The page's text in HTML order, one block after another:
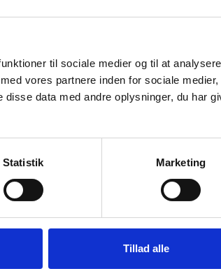
til sociale medier og til at analysere
vores partnere inden for sociale medier,
data med andre oplysninger, du har
Statistik Marketing
Tillad alle